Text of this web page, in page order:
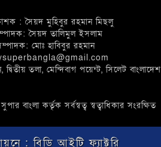
: সৈয়দ মুহিবুর রহমান মিছলু
সৈয়দ তালিমুল ইসলাম
মোঃ হাবিবুর রহমান
তলা, মেন্দিবাগ পয়েন্ট, সিলেট বাংলাদেশ
বাংলা কর্তৃক সর্বস্বত্ব স্বত্বাধিকার সংরক্ষিত
: বিডি আইটি ফ্যাক্টরি